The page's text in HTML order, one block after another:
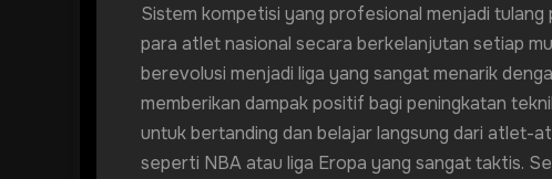
Sistem kompetisi yang profesional menjadi
para atlet nasional secara berkelanjutan setiap
berevolusi menjadi liga yang sangat menarik
memberikan dampak positif bagi peningkatan
untuk bertanding dan belajar langsung dari atlet-
seperti NBA atau liga Eropa yang sangat taktis.